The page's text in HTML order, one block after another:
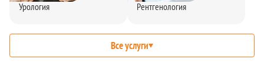
Урология Рентгенология
Все услуги